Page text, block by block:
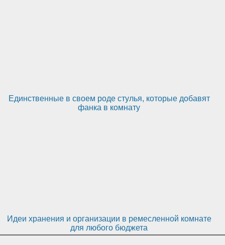
Единственные в своем роде стулья, которые добавят
фанка в комнату
Идеи хранения и организации в ремесленной комнате
для любого бюджета